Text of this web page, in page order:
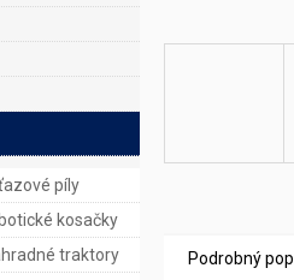
píly
kosačky
traktory
Podrobný